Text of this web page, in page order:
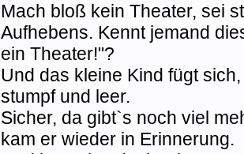
Mach bloß kein Theater, sei
Aufhebens. Kennt jemand
ein Theater!"?
Und das kleine Kind fügt
stumpf und leer.
Sicher, da gibt`s noch viel
kam er wieder in Erinnerung.